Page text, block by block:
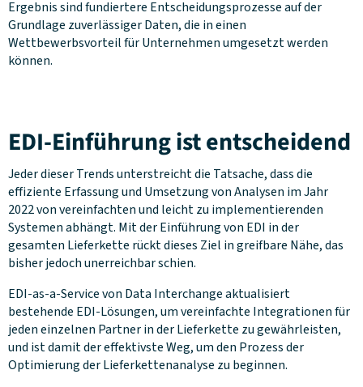
Ergebnis sind fundiertere Entscheidungsprozesse auf der
Grundlage zuverlässiger Daten, die in einen
Wettbewerbsvorteil für Unternehmen umgesetzt werden
können.
EDI-Einführung ist entscheidend
Jeder dieser Trends unterstreicht die Tatsache, dass die
effiziente Erfassung und Umsetzung von Analysen im Jahr
2022 von vereinfachten und leicht zu implementierenden
Systemen abhängt. Mit der Einführung von EDI in der
gesamten Lieferkette rückt dieses Ziel in greifbare Nähe, das
bisher jedoch unerreichbar schien.
EDI-as-a-Service von Data Interchange aktualisiert
bestehende EDI-Lösungen, um vereinfachte Integrationen für
jeden einzelnen Partner in der Lieferkette zu gewährleisten,
und ist damit der effektivste Weg, um den Prozess der
Optimierung der Lieferkettenanalyse zu beginnen.